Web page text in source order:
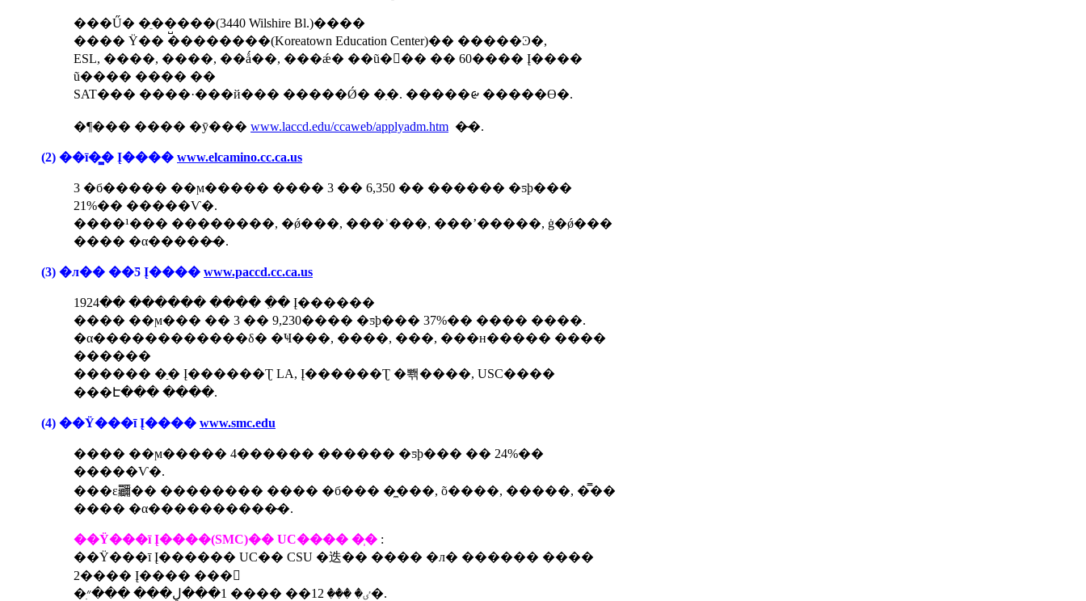
���Ű� �ֵ��̺���(3440 Wilshire Bl.)����
���� Ÿ�� ��������(Koreatown Education Center)�� �����Ͽ�,
ESL, ����, ����, ��ǻ��, ���ǽ� ��ũ��� �� 60���� Į����
ũ���� ���� ��
SAT��� ����·���й��� �����Ǿ� �ִ�. �����ᰡ �����ϴ�.
�¶��� ���� �ȳ��� www.laccd.edu/ccaweb/applyadm.htm �̴�.
(2) ��ī�̳� Į���� www.elcamino.cc.ca.us
3 �б����� ��ϻ����� ���� 3 �� 6,350 �� ������ �ƽþ���
21%�� �����Ѵ�.
����¹��� ��������, �ǿ���, ���ʾ���, ���ʼ�����, ġ�ǿ���
���� �α�����̴�.
(3) �л�� ��Ƽ Į���� www.paccd.cc.ca.us
1924�� ������ ���� �ִ� Į������
���� ��ϻ��� �� 3 �� 9,230���� �ƽþ��� 37%�� ���� ����.
�α������������δ� �Ҹ���, ����, ���, ���н����� ����
������
������ �ַ� Į������Ʈ LA, Į������Ʈ �뽺����, USC����
���Է��� ����.
(4) ��Ÿ���ī Į���� www.smc.edu
���� ��ϻ����� 4������ ������ �ƽþ��� �� 24%��
�����Ѵ�.
���ε鿡�� �������� ���� �б��� �̼���, õ����, �����, �̿��
���� �α����������̴�.
��Ÿ���ī Į����(SMC)�� UC���� �ְ� :
��Ÿ���ī Į������ UC�� CSU �迭�� ���� �л� ������ ����
2���� Į���� ���
�ִٸ� ��� 12�� ���� 1���ڸ��� ���״�.